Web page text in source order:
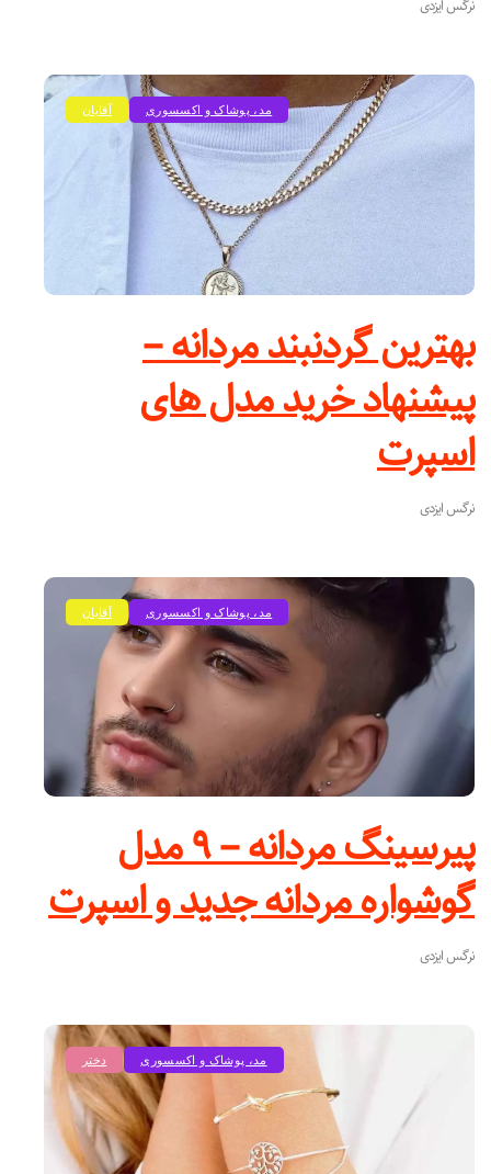
نرگس ایزدی
آقایان مد، پوشاک و اکسسوری
بهترین گردنبند مردانه –
پیشنهاد خرید مدل های
اسپرت
نرگس ایزدی
آقایان مد، پوشاک و اکسسوری
پیرسینگ مردانه – ۹ مدل
گوشواره مردانه جدید و اسپرت
نرگس ایزدی
دختر مد، پوشاک و اکسسوری